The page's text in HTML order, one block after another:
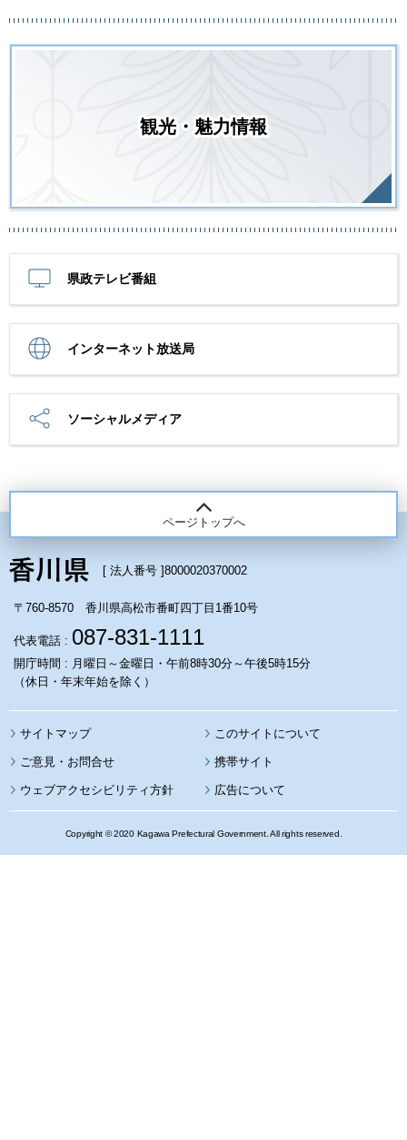
観光・魅力情報
県政テレビ番組
インターネット放送局
ソーシャルメディア
ページトップへ
[ 法人番号 ]8000020370002
〒760-8570 香川県高松市番町四丁目1番10号
代表電話 : 087-831-1111
開庁時間 : 月曜日～金曜日・午前8時30分～午後5時15分
（休日・年末年始を除く）
サイトマップ このサイトについて
携帯サイト
ウェブアクセシビリティ方針 広告について
Copyright © 2020 Kagawa Prefectural Government. All rights reserved.